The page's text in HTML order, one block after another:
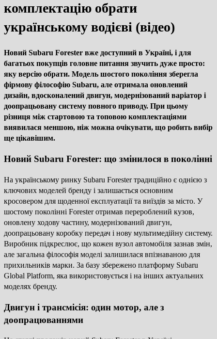
комплектацію обрати
українському водієві (відео)
Новий Subaru Forester вже доступний в Україні, і для
багатьох покупців головне питання звучить дуже просто:
яку версію обрати. Модель шостого покоління зберегла
фірмову філософію Subaru, але отримала оновлений
дизайн, вдосконалений двигун, модернізований варіатор і
доопрацьовану систему повного приводу. При цьому
різниця між стартовою та топовою комплектаціями
виявилася меншою, ніж можна очікувати, що робить вибір
ще цікавішим.
Новий Subaru Forester: що змінилося в поколінні
На українському ринку Subaru Forester традиційно є однією з
ключових моделей бренду і залишається основним
кросовером для щоденної експлуатації та виїздів за місто. У
шостому поколінні Forester отримав перероблений кузов,
оновлену ходову частину, модернізований двигун,
доопрацьовану коробку передач і нову мультимедійну систему.
Виробник підкреслює, що кожен вузол автомобіля зазнав змін,
але загальна філософія моделі залишилася впізнаваною для
прихильників марки. За базу збережено платформу Subaru
Global Platform, яка використовується і на інших актуальних
моделях бренду.
Двигун і трансмісія: один мотор, але з
доопрацюваннями